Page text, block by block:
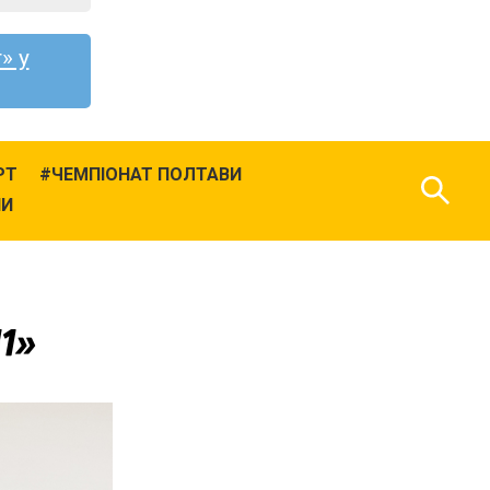
у
ЧЕМПІОНАТ ПОЛТАВИ